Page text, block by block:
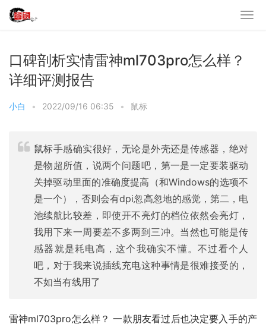
口碑剖析实情雷神ml703pro怎么样？
详细评测报告
小白 • 2022/09/16 06:35 • 鼠标
鼠标手感确实很好，无论是外壳还是传感器，绝对
是物超所值，说两个问题吧，第一是一定要装驱动
关掉驱动里面的准确度提高（和Windows的选项不
是一个），否则会有dpi忽高忽地的感觉，第二，电
池续航比较差，即使开不亮灯的档位依然会亮灯，
我用下来一周要差不多两到三冲。当然也可能是传
感器就是耗电高，这个我确实不懂。不过看个人
吧，对于我来说插线充电这种事情是很难接受的，
不如当有线用了
雷神ml703pro怎么样？ 一款朋友看过后也决定要入手的产